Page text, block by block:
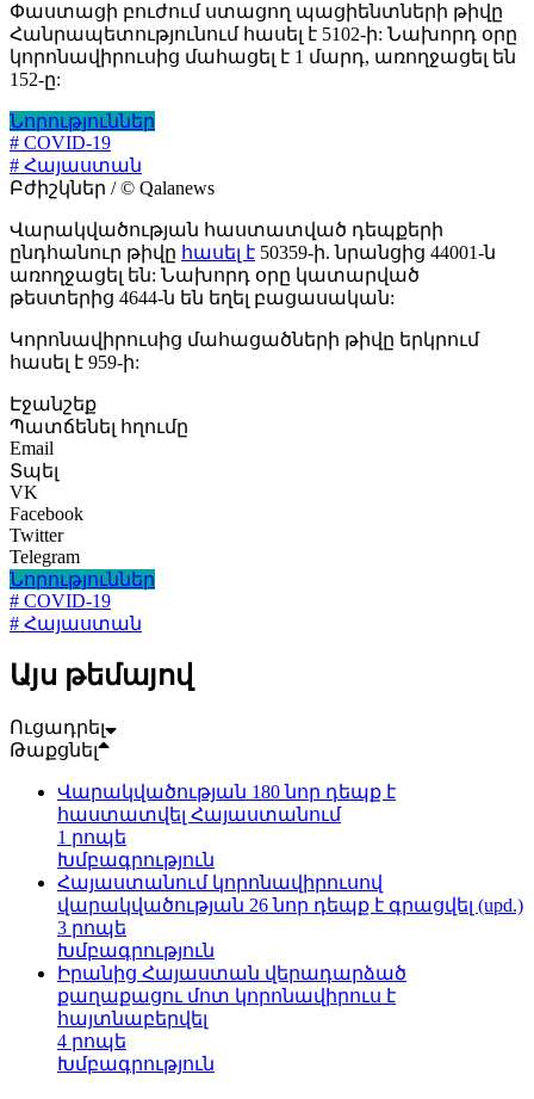
Փաստացի բուժում ստացող պացիենտների թիվը
Հանրապետությունում հասել է 5102-ի: Նախորդ օրը
կորոնավիրուսից մահացել է 1 մարդ, առողջացել են
152-ը:
Նորություններ
# COVID-19
# Հայաստան
Բժիշկներ / © Qalanews
Վարակվածության հաստատված դեպքերի
ընդհանուր թիվը հասել է 50359-ի. նրանցից 44001-ն
առողջացել են: Նախորդ օրը կատարված
թեստերից 4644-ն են եղել բացասական:
Կորոնավիրուսից մահացածների թիվը երկրում
հասել է 959-ի:
Էջանշեք
Պատճենել հղումը
Email
Տպել
VK
Facebook
Twitter
Telegram
Նորություններ
# COVID-19
# Հայաստան
Այս թեմայով
Ուցադրել
Թաքցնել
Վարակվածության 180 նոր դեպք է
հաստատվել Հայաստանում
1 րոպե
Խմբագրություն
Հայաստանում կորոնավիրուսով
վարակվածության 26 նոր դեպք է գրացվել (upd.)
3 րոպե
Խմբագրություն
Իրանից Հայաստան վերադարձած
քաղաքացու մոտ կորոնավիրուս է
հայտնաբերվել
4 րոպե
Խմբագրություն